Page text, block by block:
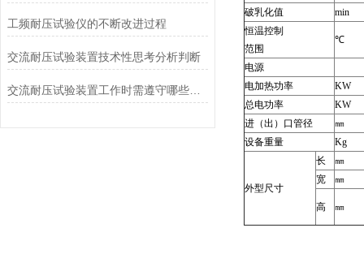
工频耐压试验仪的不断改进过程
交流耐压试验装置技术性思考分析判断
交流耐压试验装置工作时需遵守哪些要求
破乳化值
min
恒温控制
范围
℃
电源
电加热功率
KW
总电功率
KW
进（出）口管径
㎜
设备重量
Kg
外型尺寸
长
㎜
宽
㎜
高 ㎜